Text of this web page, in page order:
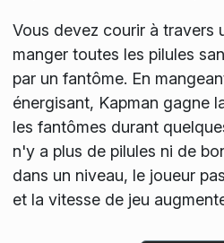
Vous devez courir à travers
manger toutes les pilules
par un fantôme. En
énergisant, Kapman gagne
les fantômes durant
n'y a plus de pilules ni de
dans un niveau, le joueur
et la vitesse de jeu